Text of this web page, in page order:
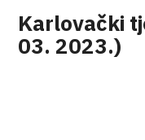
Karlovački
03. 2023.)